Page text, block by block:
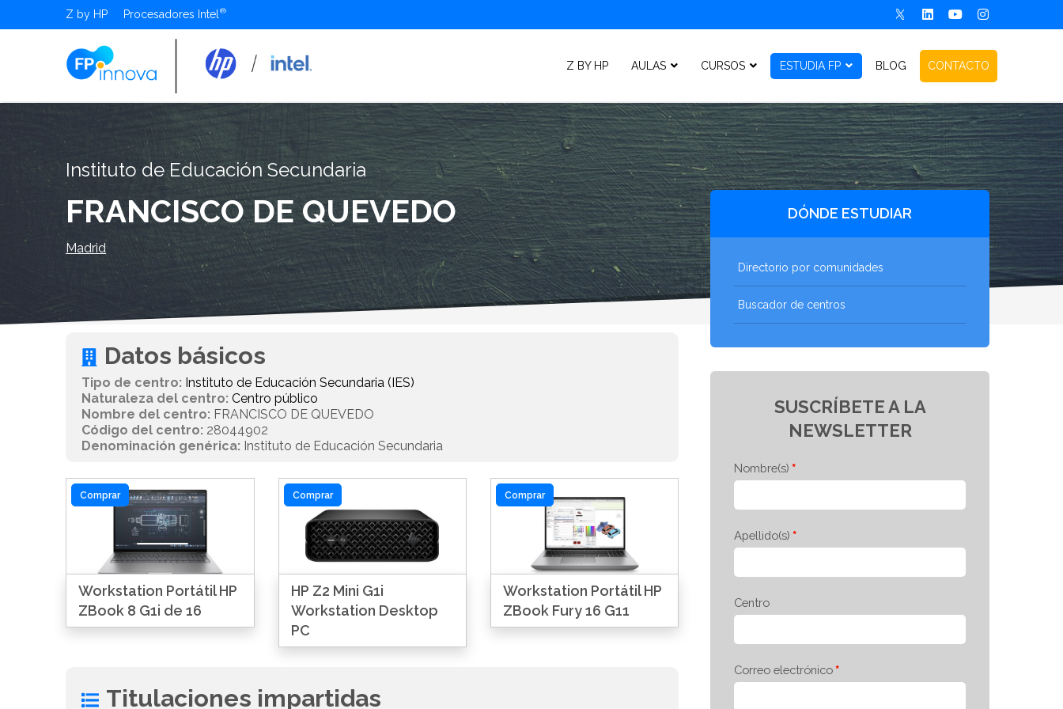
Z by HP Procesadores Intel
Z BY HP AULAS CURSOS ESTUDIA FP BLOG CONTACTO
Instituto de Educación Secundaria
FRANCISCO DE QUEVEDO
Madrid
Datos básicos
Tipo de centro: Instituto de Educación Secundaria (IES)
Naturaleza del centro: Centro público
Nombre del centro: FRANCISCO DE QUEVEDO
Código del centro: 28044902
Denominación genérica: Instituto de Educación Secundaria
Comprar
Workstation Portátil HP
ZBook 8 G1i de 16
Comprar
HP Z2 Mini G1i
Workstation Desktop
PC
Comprar
Workstation Portátil HP
ZBook Fury 16 G11
Titulaciones impartidas
DÓNDE ESTUDIAR
Directorio por comunidades
Buscador de centros
SUSCRÍBETE A LA
NEWSLETTER
Nombre(s)
Apellido(s)
Centro
Correo electrónico